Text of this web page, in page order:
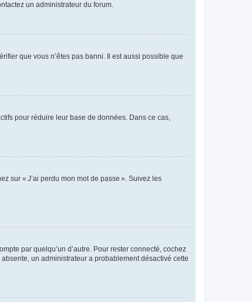
un administrateur du forum.
que vous n’êtes pas banni. Il est aussi possible que
pour réduire leur base de données. Dans ce cas,
sur « J’ai perdu mon mot de passe ». Suivez les
par quelqu’un d’autre. Pour rester connecté, cochez
un administrateur a probablement désactivé cette